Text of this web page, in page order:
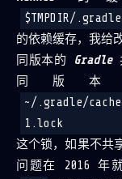
$TMPDIR/
的依赖缓存，我给
同版本的
Gradle
同版
~/.gradle/
1.lock
这个锁，如果不共
问题在 2016 年